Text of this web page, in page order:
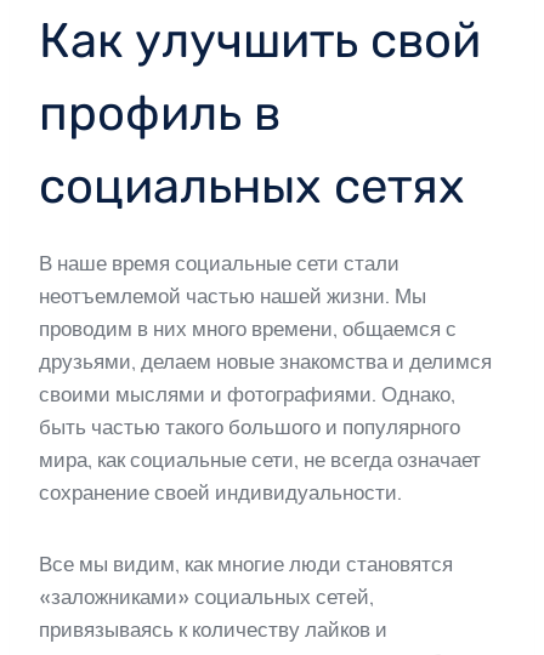
Как улучшить свой
профиль в
социальных сетях
В наше время социальные сети стали
неотъемлемой частью нашей жизни. Мы
проводим в них много времени, общаемся с
друзьями, делаем новые знакомства и делимся
своими мыслями и фотографиями. Однако,
быть частью такого большого и популярного
мира, как социальные сети, не всегда означает
сохранение своей индивидуальности.
Все мы видим, как многие люди становятся
«заложниками» социальных сетей,
привязываясь к количеству лайков и